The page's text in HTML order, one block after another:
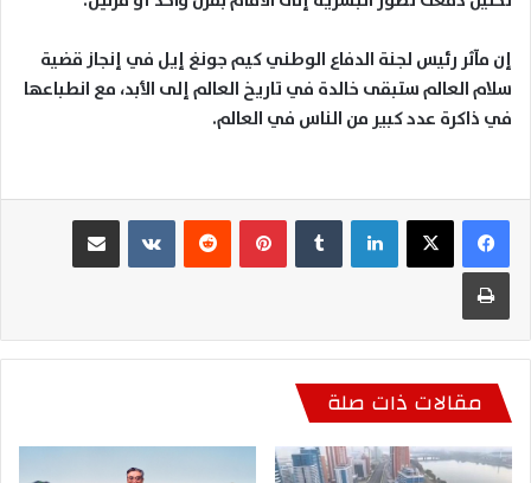
إن مآثر رئيس لجنة الدفاع الوطني كيم جونغ إيل في إنجاز قضية
سلام العالم ستبقى خالدة في تاريخ العالم إلى الأبد، مع انطباعها
في ذاكرة عدد كبير من الناس في العالم.
لينكدإن بينتيريست مشاركة عبر البريد
طباعة
مقالات ذات صلة